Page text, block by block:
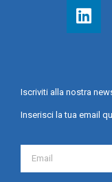
Iscriviti alla nostra
Inserisci la tua email